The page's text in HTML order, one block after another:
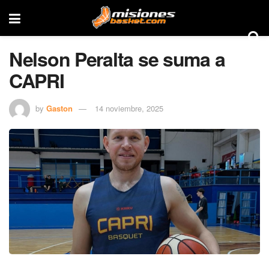
Nelson Peralta se suma a
CAPRI
by Gaston 14 noviembre, 2025